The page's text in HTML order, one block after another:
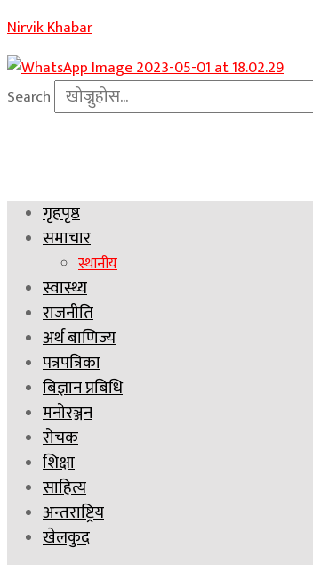
Nirvik Khabar
Search
गृहपृष्ठ
समाचार
स्थानीय
स्वास्थ्य
राजनीति
अर्थ बाणिज्य
पत्रपत्रिका
बिज्ञान प्रबिधि
मनोरञ्जन
रोचक
शिक्षा
साहित्य
अन्तराष्ट्रिय
खेलकुद